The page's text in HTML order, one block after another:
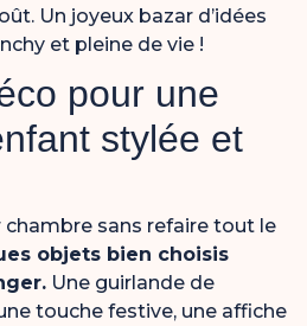
Un joyeux bazar d’idées
et pleine de vie !
pour une
stylée et
chambre sans refaire tout le
objets bien choisis
Une guirlande de
touche festive, une affiche